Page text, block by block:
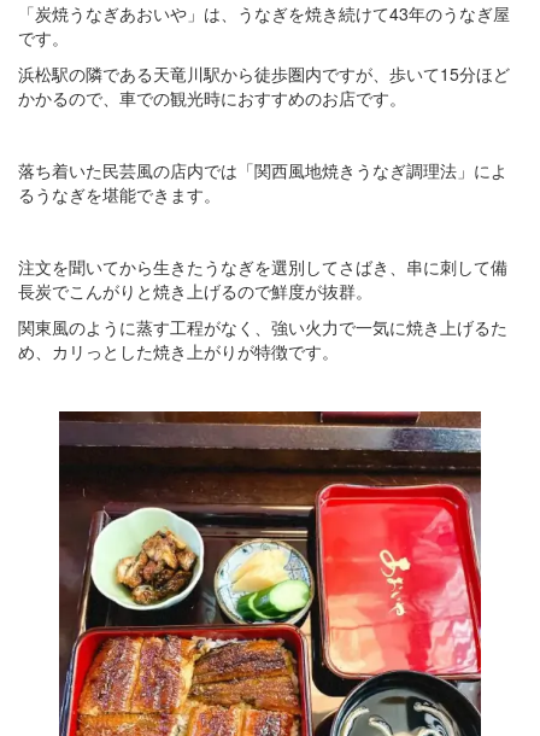
「炭焼うなぎあおいや」は、うなぎを焼き続けて43年のうなぎ屋
です。
浜松駅の隣である天竜川駅から徒歩圏内ですが、歩いて15分ほど
かかるので、車での観光時におすすめのお店です。
落ち着いた民芸風の店内では「関西風地焼きうなぎ調理法」によ
るうなぎを堪能できます。
注文を聞いてから生きたうなぎを選別してさばき、串に刺して備
長炭でこんがりと焼き上げるので鮮度が抜群。
関東風のように蒸す工程がなく、強い火力で一気に焼き上げるた
め、カリっとした焼き上がりが特徴です。